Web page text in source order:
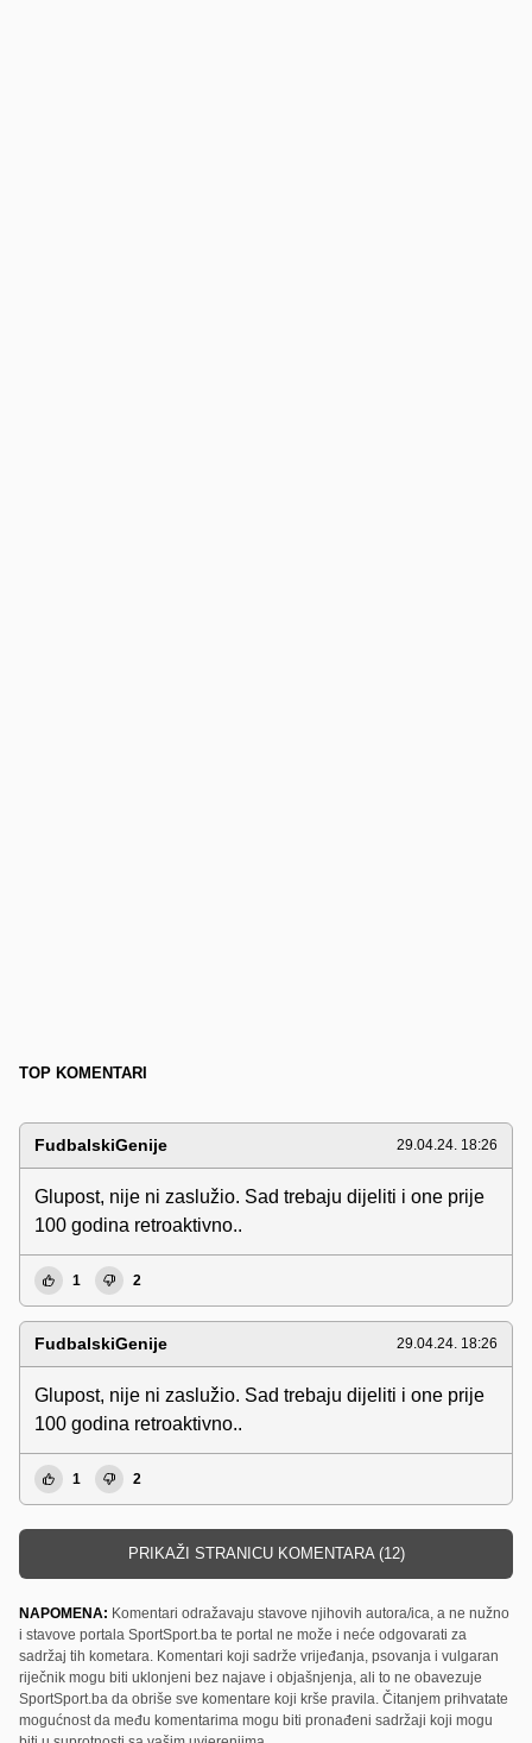
TOP KOMENTARI
FudbalskiGenije 29.04.24. 18:26
Glupost, nije ni zaslužio. Sad trebaju dijeliti i one prije
100 godina retroaktivno..
1 2
FudbalskiGenije 29.04.24. 18:26
Glupost, nije ni zaslužio. Sad trebaju dijeliti i one prije
100 godina retroaktivno..
1 2
PRIKAŽI STRANICU KOMENTARA (12)
NAPOMENA: Komentari odražavaju stavove njihovih autora/ica, a ne nužno
i stavove portala SportSport.ba te portal ne može i neće odgovarati za
sadržaj tih kometara. Komentari koji sadrže vrijeđanja, psovanja i vulgaran
riječnik mogu biti uklonjeni bez najave i objašnjenja, ali to ne obavezuje
SportSport.ba da obriše sve komentare koji krše pravila. Čitanjem prihvatate
mogućnost da među komentarima mogu biti pronađeni sadržaji koji mogu